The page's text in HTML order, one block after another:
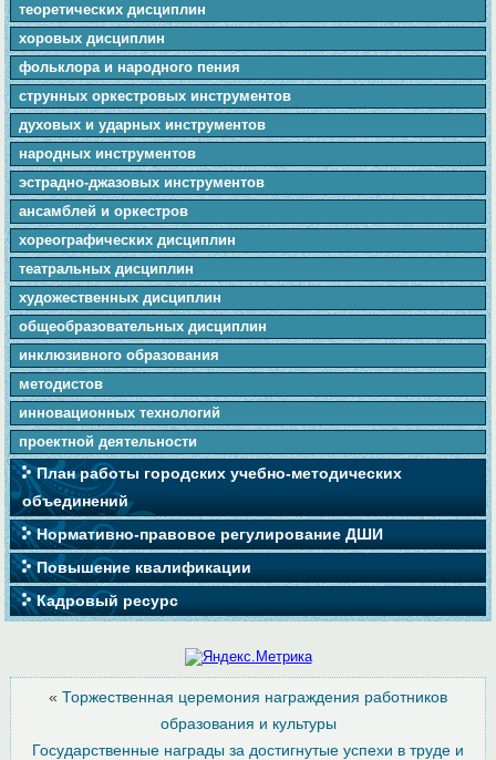
теоретических дисциплин
хоровых дисциплин
фольклора и народного пения
cтpунныx оркестровых инструментов
духовых и ударных инструментов
народных инструментов
эстрадно-джазовых инструментов
ансамблей и оркестров
хореографических дисциплин
театральных дисциплин
художественных дисциплин
общеобразовательных дисциплин
инклюзивного образования
методистов
инновационных технологий
проектной деятельности
План работы городских учебно-методических
объединений
Нормативно-правовое регулирование ДШИ
Повышение квалификации
Кадровый ресурс
« Торжественная церемония награждения работников
образования и культуры
Государственные награды за достигнутые успехи в труде и